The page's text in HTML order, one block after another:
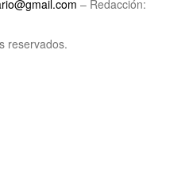
– Redacción:
reservados.